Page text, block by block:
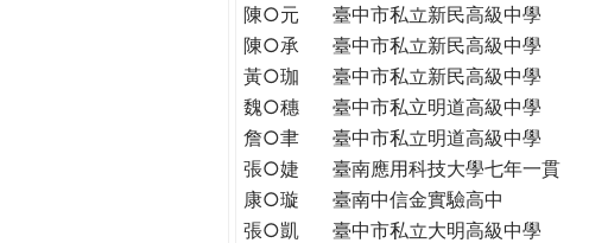
陳○元
臺中市私立新民高級中學
陳○承
臺中市私立新民高級中學
黃○珈
臺中市私立新民高級中學
魏○穗
臺中市私立明道高級中學
詹○聿
臺中市私立明道高級中學
張○婕
臺南應用科技大學七年一貫
康○璇
臺南中信金實驗高中
張○凱
臺中市私立大明高級中學